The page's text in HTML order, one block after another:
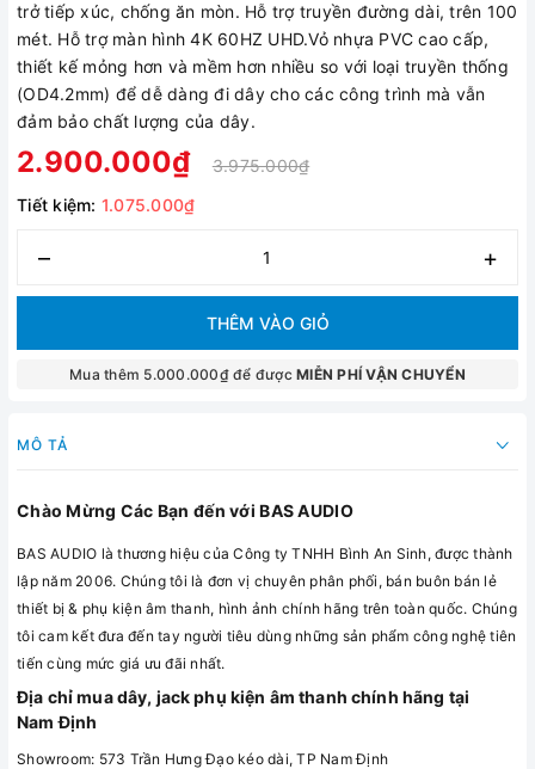
trở tiếp xúc, chống ăn mòn. Hỗ trợ truyền đường dài, trên 100
mét. Hỗ trợ màn hình 4K 60HZ UHD.Vỏ nhựa PVC cao cấp,
thiết kế mỏng hơn và mềm hơn nhiều so với loại truyền thống
(OD4.2mm) để dễ dàng đi dây cho các công trình mà vẫn
đảm bảo chất lượng của dây.
2.900.000₫
3.975.000₫
Tiết kiệm: 1.075.000₫
– +
THÊM VÀO GIỎ
Mua thêm 5.000.000₫ để đượcMIỄN PHÍ VẬN CHUYỂN
MÔ TẢ
Chào Mừng Các Bạn đến với BAS AUDIO
BAS AUDIO là thương hiệu của Công ty TNHH Bình An Sinh, được thành
lập năm 2006. Chúng tôi là đơn vị chuyên phân phối, bán buôn bán lẻ
thiết bị & phụ kiện âm thanh, hình ảnh chính hãng trên toàn quốc. Chúng
tôi cam kết đưa đến tay người tiêu dùng những sản phẩm công nghệ tiên
tiến cùng mức giá ưu đãi nhất.
Địa chỉ mua dây, jack phụ kiện âm thanh chính hãng tại
Nam Định
Showroom: 573 Trần Hưng Đạo kéo dài, TP Nam Định